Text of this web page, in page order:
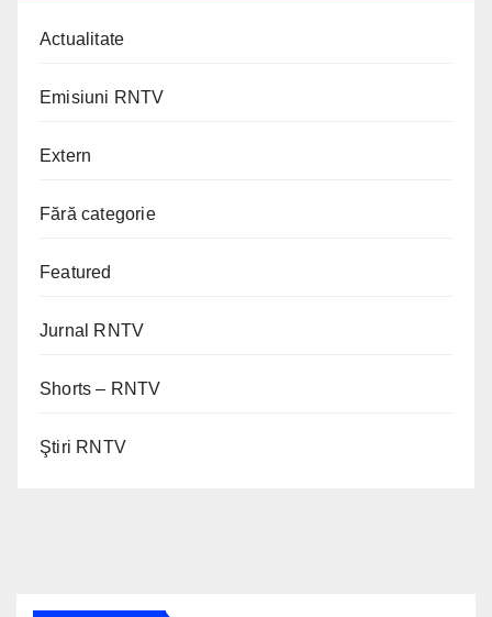
Actualitate
Emisiuni RNTV
Extern
Fără categorie
Featured
Jurnal RNTV
Shorts – RNTV
Ştiri RNTV